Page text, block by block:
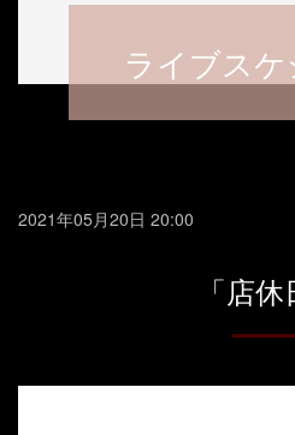
ライブス
2021年05月20日 20:00
「店休